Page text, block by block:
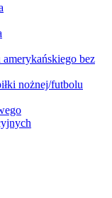
bez
nożnej/futbolu